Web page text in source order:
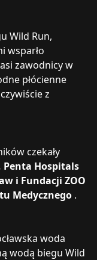
Wild Run,
wsparło
zawodnicy w
płócienne
z
czekały
Penta Hospitals
i Fundacji ZOO
Medycznego .
woda
wodą biegu Wild